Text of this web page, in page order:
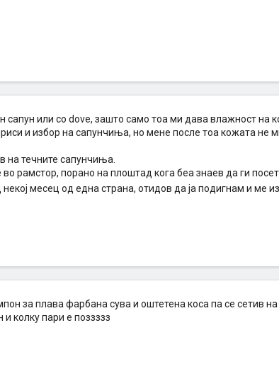
или со dove, зашто само тоа ми дава влажност на
и избор на сапунчиња, но мене после тоа кожата не
на течните сапунчиња.
рамстор, порано на плоштад кога беа знаев да ги
месец од една страна, отидов да ја подигнам и ме
за плава фарбана сува и оштетена коса па се сетив на
колку пари е поззззз